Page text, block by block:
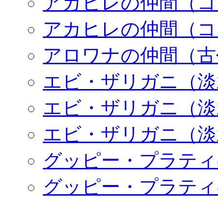
アカヒレの仲間（
アロワナの仲間（
エビ・ザリガニ（
エビ・ザリガニ（
エビ・ザリガニ（
グッピー・プラテ
グッピー・プラテ